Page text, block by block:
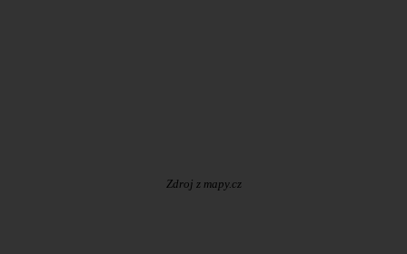
Zdroj z mapy.cz